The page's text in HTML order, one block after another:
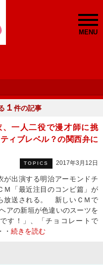
MENU
１ 件の記事
、一人二役で漫才師に挑
ィブレベル？の関西弁に
TOPICS 2017年3月12日
出演する明治アーモンドチ
Ｍ「最近注目のコンビ篇」が
放送される。 新しいＣＭで
アの新垣が色違いのスーツを
す！」、「チョコレートで
・ 続きを読む